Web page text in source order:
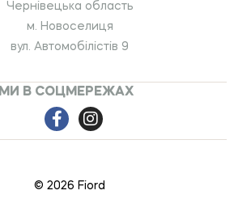
Чернівецька область
м. Новоселиця
вул. Автомобілістів 9
МИ В СОЦМЕРЕЖАХ
© 2026 Fiord